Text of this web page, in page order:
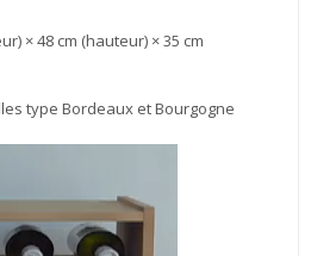
× 48 cm (hauteur) × 35 cm
type Bordeaux et Bourgogne